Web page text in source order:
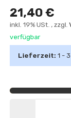
21,40 €
inkl. 19% USt. , zzgl.
verfügbar
Lieferzeit: 1 -